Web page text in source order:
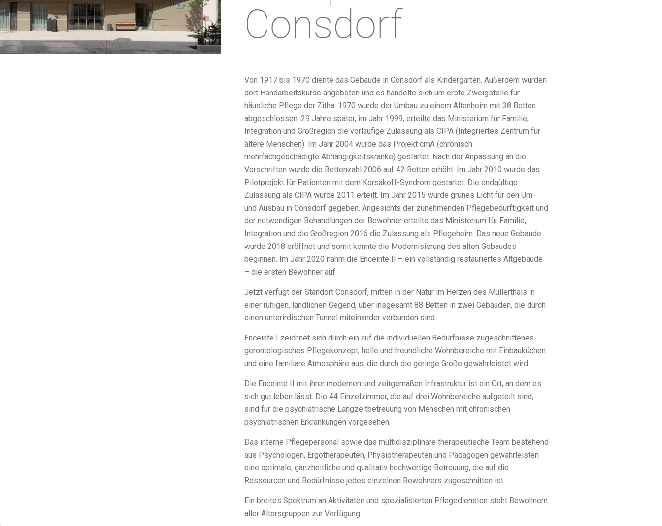
Consdorf
Von 1917 bis 1970 diente das Gebäude in Consdorf als Kindergarten. Außerdem wurden
dort Handarbeitskurse angeboten und es handelte sich um erste Zweigstelle für
häusliche Pflege der Zitha. 1970 wurde der Umbau zu einem Altenheim mit 38 Betten
abgeschlossen. 29 Jahre später, im Jahr 1999, erteilte das Ministerium für Familie,
Integration und Großregion die vorläufige Zulassung als CIPA (Integriertes Zentrum für
ältere Menschen). Im Jahr 2004 wurde das Projekt cmA (chronisch
mehrfachgeschädigte Abhängigkeitskranke) gestartet. Nach der Anpassung an die
Vorschriften wurde die Bettenzahl 2006 auf 42 Betten erhöht. Im Jahr 2010 wurde das
Pilotprojekt für Patienten mit dem Korsakoff-Syndrom gestartet. Die endgültige
Zulassung als CIPA wurde 2011 erteilt. Im Jahr 2015 wurde grünes Licht für den Um-
und Ausbau in Consdorf gegeben. Angesichts der zunehmenden Pflegebedürftigkeit und
der notwendigen Behandlungen der Bewohner erteilte das Ministerium für Familie,
Integration und die Großregion 2016 die Zulassung als Pflegeheim. Das neue Gebäude
wurde 2018 eröffnet und somit konnte die Modernisierung des alten Gebäudes
beginnen. Im Jahr 2020 nahm die Enceinte II – ein vollständig restauriertes Altgebäude
– die ersten Bewohner auf.
Jetzt verfügt der Standort Consdorf, mitten in der Natur im Herzen des Müllerthals in
einer ruhigen, ländlichen Gegend, über insgesamt 88 Betten in zwei Gebäuden, die durch
einen unterirdischen Tunnel miteinander verbunden sind.
Enceinte I zeichnet sich durch ein auf die individuellen Bedürfnisse zugeschnittenes
gerontologisches Pflegekonzept, helle und freundliche Wohnbereiche mit Einbauküchen
und eine familiäre Atmosphäre aus, die durch die geringe Größe gewährleistet wird.
Die Enceinte II mit ihrer modernen und zeitgemäßen Infrastruktur ist ein Ort, an dem es
sich gut leben lässt. Die 44 Einzelzimmer, die auf drei Wohnbereiche aufgeteilt sind,
sind für die psychiatrische Langzeitbetreuung von Menschen mit chronischen
psychiatrischen Erkrankungen vorgesehen.
Das interne Pflegepersonal sowie das multidisziplinäre therapeutische Team bestehend
aus Psychologen, Ergotherapeuten, Physiotherapeuten und Pädagogen gewährleisten
eine optimale, ganzheitliche und qualitativ hochwertige Betreuung, die auf die
Ressourcen und Bedürfnisse jedes einzelnen Bewohners zugeschnitten ist.
Ein breites Spektrum an Aktivitäten und spezialisierten Pflegediensten steht Bewohnern
aller Altersgruppen zur Verfügung.